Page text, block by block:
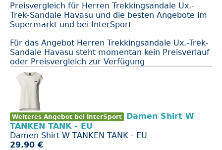
Preisvergleich für Herren Trekkingsandale Ux.-
Trek-Sandale Havasu und die besten Angebote im
Supermarkt und bei InterSport
Für das Angebot Herren Trekkingsandale Ux.-Trek-
Sandale Havasu steht momentan kein Preisverlauf
oder Preisvergleich zur Verfügung
Weiteres Angebot bei InterSport
Damen Shirt W
TANKEN TANK - EU
Damen Shirt W TANKEN TANK - EU
29.90 €